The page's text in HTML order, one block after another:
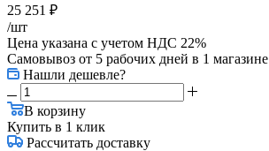
25 251 ₽
/шт
Цена указана с учетом НДС 22%
Самовывоз от 5 рабочих дней в 1 магазине
Нашли дешевле?
В корзину
Купить в 1 клик
Рассчитать доставку